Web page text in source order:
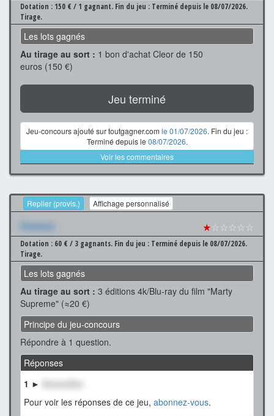
Dotation : 150 € / 1 gagnant. Fin du jeu : Terminé depuis le 08/07/2026.
Tirage.
Les lots gagnés
Au tirage au sort : 1 bon d'achat Cleor de 150
euros (150 €)
Jeu terminé
Jeu-concours ajouté sur toutgagner.com le 01/07/2026. Fin du jeu :
Terminé depuis le 08/07/2026.
Voir les commentaires
Replier (provis.) Affichage personnalisé
Xxxxxxx ★☆☆☆☆☆
Dotation : 60 € / 3 gagnants. Fin du jeu : Terminé depuis le 08/07/2026.
Tirage.
Les lots gagnés
Au tirage au sort : 3 éditions 4k/Blu-ray du film "Marty
Supreme" (≈20 €)
Principe du jeu-concours
Répondre à 1 question.
Réponses
1 ►
Pour voir les réponses de ce jeu, abonnez-vous.